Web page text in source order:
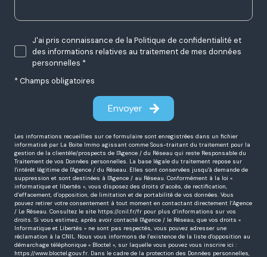
J'ai pris connaissance de la Politique de confidentialité et
des informations relatives au traitement de mes données
personnelles *
* Champs obligatoires
Envoyer
Les informations recueillies sur ce formulaire sont enregistrées dans un fichier
informatisé par La Boite Immo agissant comme Sous-traitant du traitement pour la
gestion de la clientèle/prospects de l'Agence / du Réseau qui reste Responsable du
Traitement de vos Données personnelles. La base légale du traitement repose sur
l'intérêt légitime de l'Agence / du Réseau. Elles sont conservées jusqu'à demande de
suppression et sont destinées à l'Agence / au Réseau. Conformément à la loi «
informatique et libertés », vous disposez des droits d’accès, de rectification,
d’effacement, d’opposition, de limitation et de portabilité de vos données. Vous
pouvez retirer votre consentement à tout moment en contactant directement l’Agence
/ Le Réseau. Consultez le site https://cnil.fr/fr pour plus d’informations sur vos
droits. Si vous estimez, après avoir contacté l'Agence / le Réseau, que vos droits «
Informatique et Libertés » ne sont pas respectés, vous pouvez adresser une
réclamation à la CNIL. Nous vous informons de l’existence de la liste d'opposition au
démarchage téléphonique « Bloctel », sur laquelle vous pouvez vous inscrire ici :
https://www.bloctel.gouv.fr. Dans le cadre de la protection des Données personnelles,